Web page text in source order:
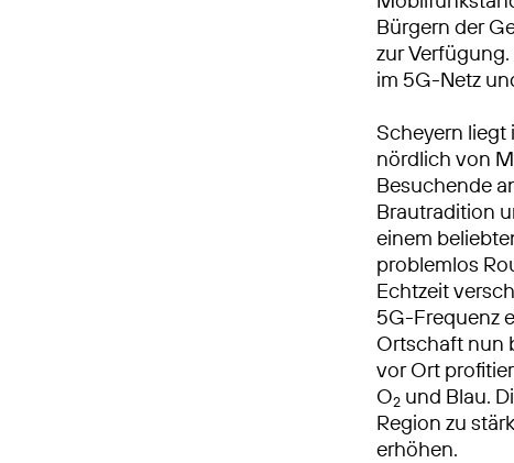
Bürgern der
zur
im 5G-Netz
Scheyern liegt
nördlich von
Besuchende
Brautradition
einem
problemlos
Echtzeit
5G-Frequenz
Ortschaft nun
vor Ort
O2 und Blau.
Region zu
erhöhen.